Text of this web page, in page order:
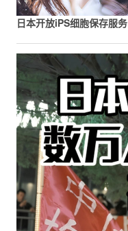
日本开放iPS细胞保存服务